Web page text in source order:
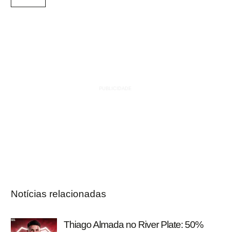
Notícias relacionadas
Thiago Almada no River Plate: 50%